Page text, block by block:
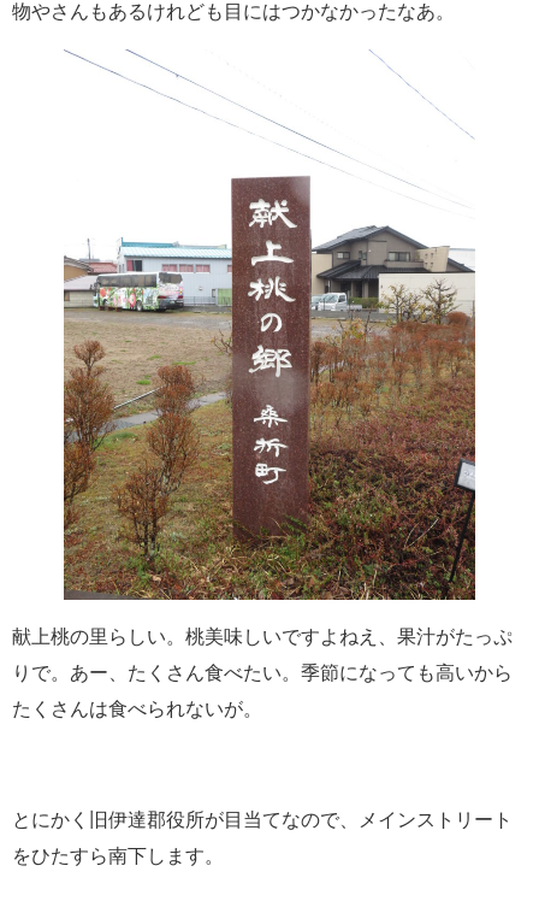
物やさんもあるけれども目にはつかなかったなあ。
献上桃の里らしい。桃美味しいですよねえ、果汁がたっぷ
りで。あー、たくさん食べたい。季節になっても高いから
たくさんは食べられないが。
とにかく旧伊達郡役所が目当てなので、メインストリート
をひたすら南下します。